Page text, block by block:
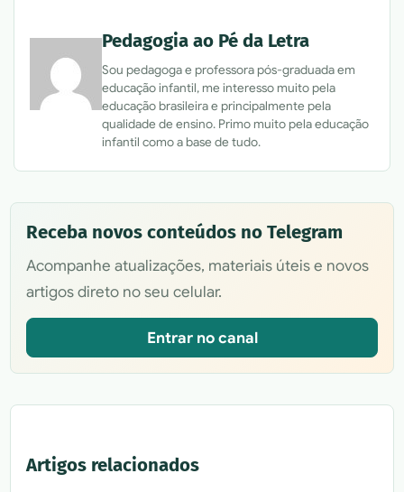
Pedagogia ao Pé da Letra
Sou pedagoga e professora pós-graduada em
educação infantil, me interesso muito pela
educação brasileira e principalmente pela
qualidade de ensino. Primo muito pela educação
infantil como a base de tudo.
Receba novos conteúdos no Telegram
Acompanhe atualizações, materiais úteis e novos
artigos direto no seu celular.
Entrar no canal
Artigos relacionados